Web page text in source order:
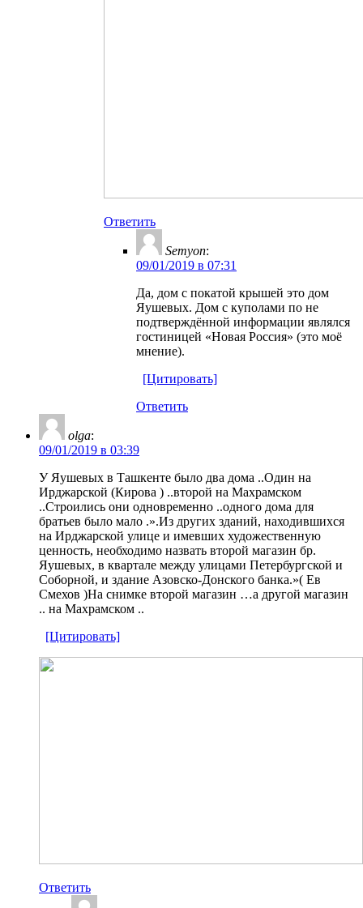
Ответить
Semyon:
09/01/2019 в 07:31
Да, дом с покатой крышей это дом
Яушевых. Дом с куполами по не
подтверждённой информации являлся
гостиницей «Новая Россия» (это моё
мнение).
[Цитировать]
Ответить
olga:
09/01/2019 в 03:39
У Яушевых в Ташкенте было два дома ..Один на
Ирджарской (Кирова ) ..второй на Махрамском
..Строились они одновременно ..одного дома для
братьев было мало .».Из других зданий, находившихся
на Ирджарской улице и имевших художест­венную
ценность, необходимо назвать вто­рой магазин бр.
Яушевых, в квартале меж­ду улицами Петербургской и
Соборной, и здание Азовско-Донского банка.»( Ев
Смехов )На снимке второй магазин …а другой магазин
.. на Махрамском ..
[Цитировать]
Ответить